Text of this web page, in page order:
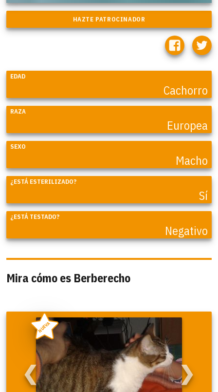
EDAD
Cachorro
RAZA
Europea
SEXO
Macho
¿ESTÁ ESTERILIZADO?
Sí
¿ESTÁ TESTADO?
Negativo
Mira cómo es Berberecho
❮ ❯
NUEVA